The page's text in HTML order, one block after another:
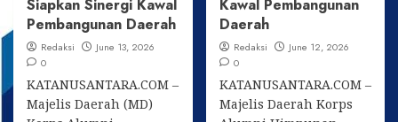
IKN
Siapkan Sinergi Kawal
Pembangunan Daerah
Redaksi
June 13, 2026
0
KATANUSANTARA.COM –
Majelis Daerah (MD)
Kawal Pembangunan
Daerah
Redaksi
June 12, 2026
0
KATANUSANTARA.COM –
Majelis Daerah Korps